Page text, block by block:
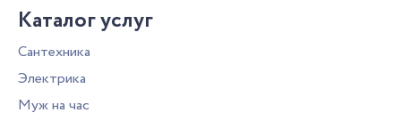
Каталог услуг
Сантехника
Электрика
Муж на час